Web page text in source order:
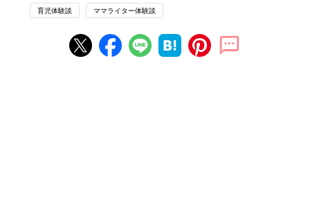
育児体験談 ママライター体験談